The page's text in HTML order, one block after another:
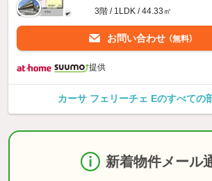
3階 / 1LDK / 44.33㎡
お問い合わせ （無料）
提供
カーサ フェリーチェ Eのすべての
新着物件メール